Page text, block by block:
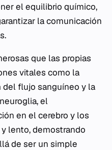
el equilibrio químico,
la comunicación
que las propias
vitales como la
del flujo sanguíneo y la
el
en el cerebro y los
lento, demostrando
de ser un simple